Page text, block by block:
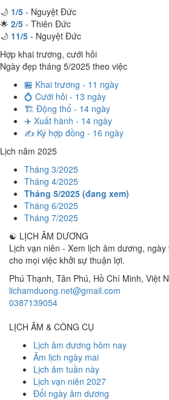
🌙 1/5 - Nguyệt Đức
🌟 2/5 - Thiên Đức
🌙 11/5 - Nguyệt Đức
Hợp khai trương, cưới hỏi
Ngày đẹp tháng 5/2025 theo việc
🏪 Khai trương - 11 ngày
💍 Cưới hỏi - 13 ngày
🏗️ Động thổ - 14 ngày
✈️ Xuất hành - 14 ngày
✍️ Ký hợp đồng - 16 ngày
Lịch năm 2025
Tháng 3/2025
Tháng 4/2025
Tháng 5/2025 (đang xem)
Tháng 6/2025
Tháng 7/2025
☯ LỊCH ÂM DƯƠNG
Lịch vạn niên - Xem lịch âm dương,
cho mọi việc khởi sự thuận lợi.
Phú Thạnh, Tân Phú, Hồ Chí Minh, Việt
lichamduong.net@gmail.com
0387139054
LỊCH ÂM & CÔNG CỤ
Lịch âm dương hôm nay
Âm lịch ngày mai
Lịch âm tuần này
Lịch vạn niên 2027
Đổi ngày âm dương